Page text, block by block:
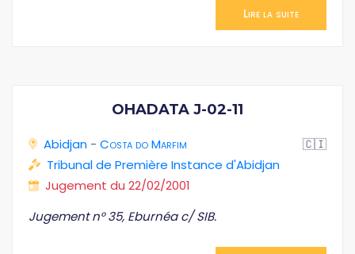
Lire la suite
OHADATA J-02-11
Abidjan - Costa do Marfim
🇨🇮
Tribunal de Première Instance d'Abidjan
Jugement du 22/02/2001
Jugement n° 35, Eburnéa c/ SIB.